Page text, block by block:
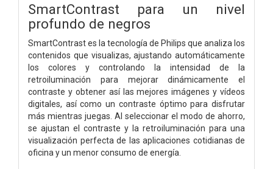
SmartContrast para un nivel
profundo de negros
SmartContrast es la tecnología de Philips que analiza los
contenidos que visualizas, ajustando automáticamente
los colores y controlando la intensidad de la
retroiluminación para mejorar dinámicamente el
contraste y obtener así las mejores imágenes y vídeos
digitales, así como un contraste óptimo para disfrutar
más mientras juegas. Al seleccionar el modo de ahorro,
se ajustan el contraste y la retroiluminación para una
visualización perfecta de las aplicaciones cotidianas de
oficina y un menor consumo de energía.